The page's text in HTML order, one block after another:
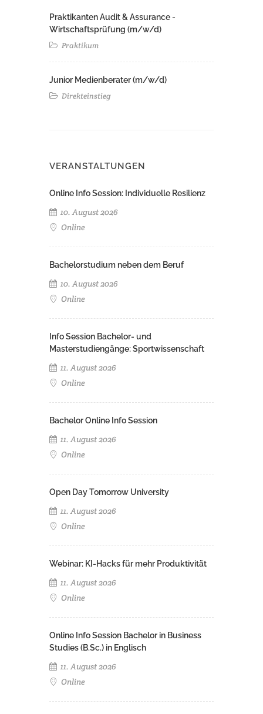
Praktikanten Audit & Assurance -
Wirtschaftsprüfung (m/w/d)
Praktikum
Junior Medienberater (m/w/d)
Direkteinstieg
VERANSTALTUNGEN
Online Info Session: Individuelle Resilienz
10. August 2026
Online
Bachelorstudium neben dem Beruf
10. August 2026
Online
Info Session Bachelor- und
Masterstudiengänge: Sportwissenschaft
11. August 2026
Online
Bachelor Online Info Session
11. August 2026
Online
Open Day Tomorrow University
11. August 2026
Online
Webinar: KI-Hacks für mehr Produktivität
11. August 2026
Online
Online Info Session Bachelor in Business
Studies (B.Sc.) in Englisch
11. August 2026
Online